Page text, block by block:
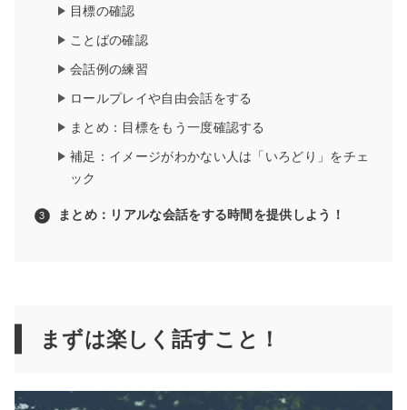
目標の確認
ことばの確認
会話例の練習
ロールプレイや自由会話をする
まとめ：目標をもう一度確認する
補足：イメージがわかない人は「いろどり」をチェ
ック
まとめ：リアルな会話をする時間を提供しよう！
まずは楽しく話すこと！